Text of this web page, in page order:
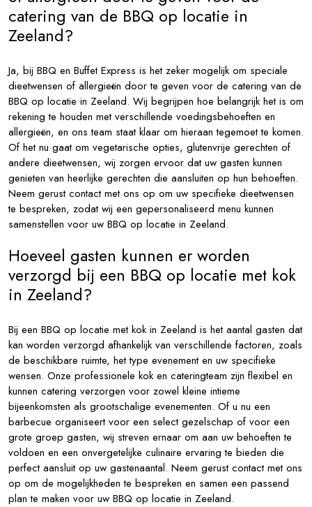
catering van de BBQ op locatie in
Zeeland?
Ja, bij BBQ en Buffet Express is het zeker mogelijk om speciale
dieetwensen of allergieën door te geven voor de catering van de
BBQ op locatie in Zeeland. Wij begrijpen hoe belangrijk het is om
rekening te houden met verschillende voedingsbehoeften en
allergieën, en ons team staat klaar om hieraan tegemoet te komen.
Of het nu gaat om vegetarische opties, glutenvrije gerechten of
andere dieetwensen, wij zorgen ervoor dat uw gasten kunnen
genieten van heerlijke gerechten die aansluiten op hun behoeften.
Neem gerust contact met ons op om uw specifieke dieetwensen
te bespreken, zodat wij een gepersonaliseerd menu kunnen
samenstellen voor uw BBQ op locatie in Zeeland.
Hoeveel gasten kunnen er worden
verzorgd bij een BBQ op locatie met kok
in Zeeland?
Bij een BBQ op locatie met kok in Zeeland is het aantal gasten dat
kan worden verzorgd afhankelijk van verschillende factoren, zoals
de beschikbare ruimte, het type evenement en uw specifieke
wensen. Onze professionele kok en cateringteam zijn flexibel en
kunnen catering verzorgen voor zowel kleine intieme
bijeenkomsten als grootschalige evenementen. Of u nu een
barbecue organiseert voor een select gezelschap of voor een
grote groep gasten, wij streven ernaar om aan uw behoeften te
voldoen en een onvergetelijke culinaire ervaring te bieden die
perfect aansluit op uw gastenaantal. Neem gerust contact met ons
op om de mogelijkheden te bespreken en samen een passend
plan te maken voor uw BBQ op locatie in Zeeland.